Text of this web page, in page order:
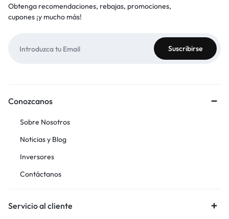
Obtenga recomendaciones, rebajas, promociones,
cupones ¡y mucho más!
Conozcanos
Sobre Nosotros
Noticias y Blog
Inversores
Contáctanos
Servicio al cliente